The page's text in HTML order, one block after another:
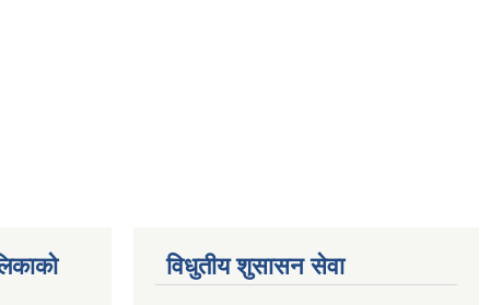
विधुतीय शुसासन सेवा